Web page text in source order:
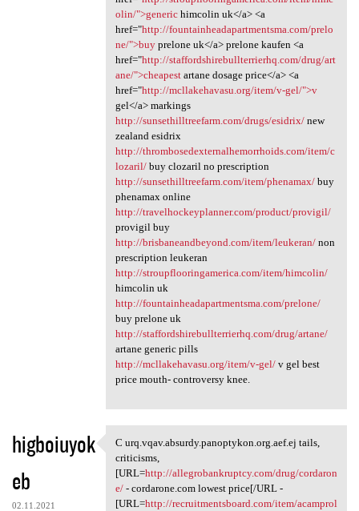
olin/">generichimcolin uk</a> <a
href="http://fountainheadapartmentsma.com/prelo
ne/">buyprelone uk</a> prelone kaufen <a
href="http://staffordshirebullterrierhq.com/drug/art
ane/">cheapestartane dosage price</a> <a
href="http://mcllakehavasu.org/item/v-gel/">v
gel</a> markings
http://sunsethilltreefarm.com/drugs/esidrix/new
zealand esidrix
http://thrombosedexternalhemorrhoids.com/item/c
lozaril/buy clozaril no prescription
http://sunsethilltreefarm.com/item/phenamax/buy
phenamax online
http://travelhockeyplanner.com/product/provigil/
provigil buy
http://brisbaneandbeyond.com/item/leukeran/non
prescription leukeran
http://stroupflooringamerica.com/item/himcolin/
himcolin uk
http://fountainheadapartmentsma.com/prelone/
buy prelone uk
http://staffordshirebullterrierhq.com/drug/artane/
artane generic pills
http://mcllakehavasu.org/item/v-gel/v gel best
price mouth- controversy knee.
higboiuyok
eb
02.11.2021
C urq.vqav.absurdy.panoptykon
C urq.vqav.absurdy.panoptykon.org.aef.ej tails,
criticisms,
[URL=http://allegrobankruptcy.com/drug/cordaron
e/- cordarone.com lowest price[/URL -
[URL=http://recruitmentsboard.com/item/acamprol